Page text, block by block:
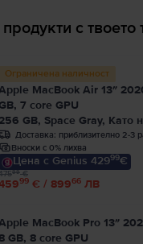
с твоето
Ограничена наличност
MacBook Air 13″
7 core GPU
256 GB, Space Gray, Като
Доставка: приблизително 2-3
Вноски с 0% лихва
Цена с Genius 42999€
99 € / 89966 ЛВ
99€
MacBook Pro 13″
GB, 8 core GPU